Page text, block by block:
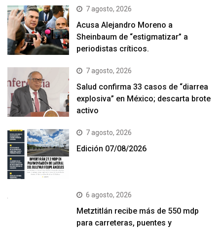
7 agosto, 2026
Acusa Alejandro Moreno a
Sheinbaum de “estigmatizar” a
periodistas críticos.
7 agosto, 2026
Salud confirma 33 casos de “diarrea
explosiva” en México; descarta brote
activo
7 agosto, 2026
Edición 07/08/2026
6 agosto, 2026
Metztitlán recibe más de 550 mdp
para carreteras, puentes y